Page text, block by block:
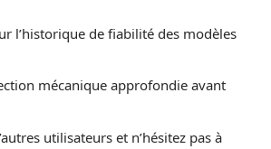
l’historique de fiabilité des modèles
mécanique approfondie avant
utilisateurs et n’hésitez pas à